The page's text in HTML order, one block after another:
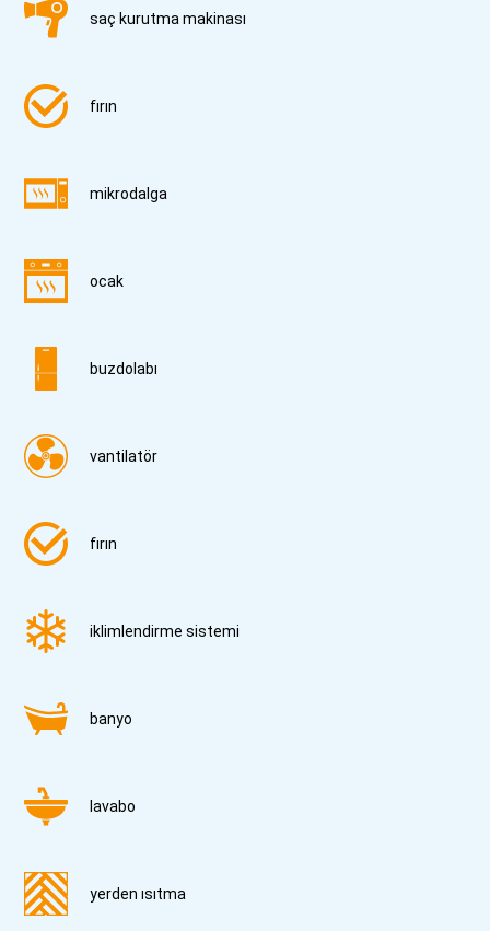
saç kurutma makinası
fırın
mikrodalga
ocak
buzdolabı
vantilatör
fırın
iklimlendirme sistemi
banyo
lavabo
yerden ısıtma